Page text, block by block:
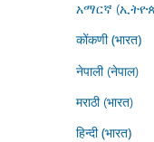
አማርኛ
कोंकणी (भारत)
नेपाली (नेपाल)
मराठी (भारत)
हिन्दी (भारत)